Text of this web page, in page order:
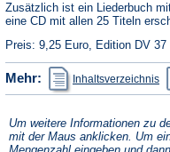
Zusätzlich ist ein Liederbuch
eine CD mit allen 25 Titeln
Preis: 9,25 Euro, Edition DV 37
Mehr: Inhaltsverzeichnisin
Um weitere Informationen zu
mit der Maus anklicken. Um